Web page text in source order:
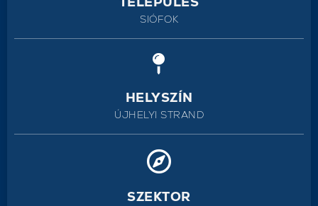
SIÓFOK
HELYSZÍN
ÚJHELYI STRAND
SZEKTOR